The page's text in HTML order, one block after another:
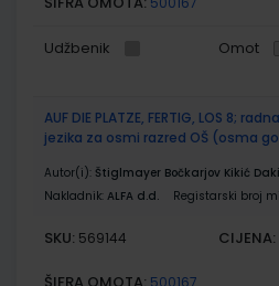
Udžbenik Omot
AUF DIE PLATZE, FERTIG, LOS 8;
jezika za osmi razred OŠ (osma
Autor(i): Štiglmayer Bočkarjov Kikić
Nakladnik: ALFA d.d. Registarski broj
SKU: 569144 CIJENA:
500167